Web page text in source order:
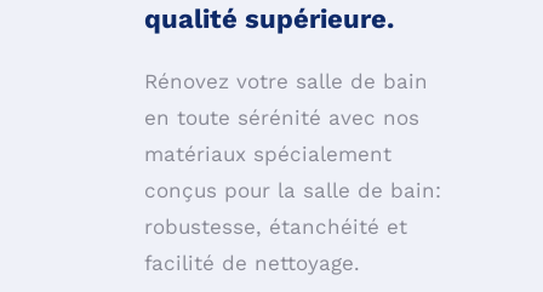
qualité supérieure.
Rénovez votre salle de bain
en toute sérénité avec nos
matériaux spécialement
conçus pour la salle de bain:
robustesse, étanchéité et
facilité de nettoyage.